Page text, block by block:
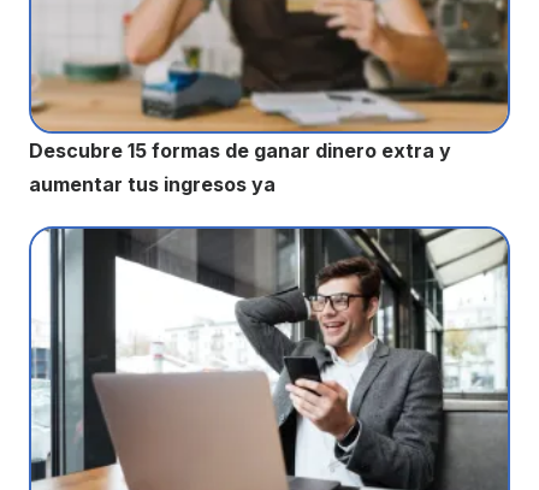
Descubre 15 formas de ganar dinero extra y
aumentar tus ingresos ya